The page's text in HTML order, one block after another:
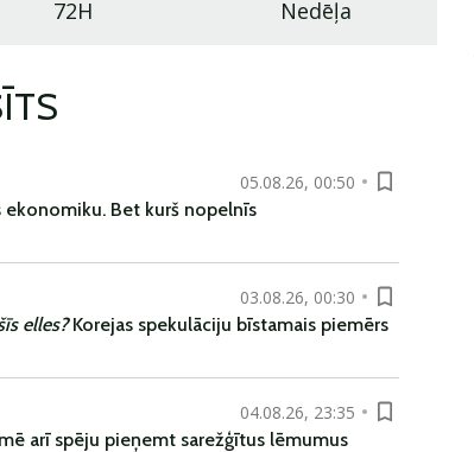
72H Nedēļa
05.08.26, 00:50
Bet kurš nopelnīs
03.08.26, 00:30
elles?Korejas spekulāciju bīstamais piemērs
04.08.26, 23:35
arī spēju pieņemt sarežģītus lēmumus